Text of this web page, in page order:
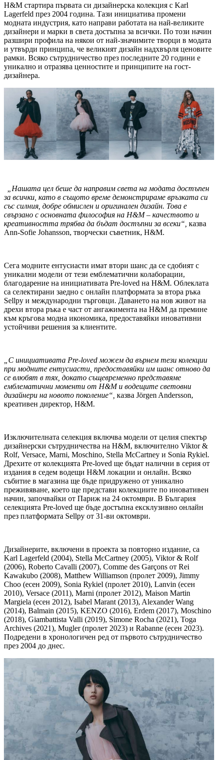
H&M стартира първата си дизайнерска колекция с Karl
Lagerfeld през 2004 година. Тази инициатива промени
модната индустрия, като направи работата на най-великите
дизайнери и марки в света достъпна за всички. По този начин
разшири профила на някои от най-значимите творци в модата
и утвърди принципа, че великият дизайн надхвърля ценовите
рамки. Всяко сътрудничество през последните 20 години е
уникално и отразява ценностите и принципите на гост-
дизайнера.
„Нашата цел беше да направим света на модата достъпен
за всички, като в същото време демонстрираме връзката си
със силния, добре обмислен и оригинален дизайн. Това е
свързано с основната философия на H&M– качеството и
креативността трябва да бъдат достъпни за всеки“, казва
Ann-Sofie Johansson, творчески съветник, H&M.
Сега модните ентусиасти имат втори шанс да се сдобият с
уникални модели от тези емблематични колаборации,
благодарение на инициативата Pre-loved на H&M. Облеклата
са селектирани заедно с онлайн платформата за втора ръка
Sellpy и международни търговци. Даването на нов живот на
дрехи втора ръка е част от ангажимента на H&M да премине
към кръгова модна икономика, предоставяйки иновативни
устойчиви решения за клиентите.
„С инициативата Pre-loved можем да върнем тези колекции
при модните ентусиасти, предоставяйки им шанс отново да
се влюбят в тях, докато същевременно представяме
емблематични моменти от H&M и водещите световни
дизайнери на новото поколение“, казва Jörgen Andersson,
креативен директор, H&M.
Изключителната селекция включва модели от целия спектър
дизайнерски сътрудничества на H&M, включително Viktor &
Rolf, Versace, Marni, Moschino, Stella McCartney и Sonia Rykiel.
Дрехите от колекцията Pre-loved ще бъдат налични в серия от
издания в седем водещи H&M локации и онлайн. Всяко
събитие в магазина ще бъде придружено от уникално
преживяване, което ще представи колекциите по иновативен
начин, започвайки от Париж на 24 октомври. В България
селекцията Pre-loved ще бъде достъпна ексклузивно онлайн
през платформата Sellpy от 31-ви октомври.
Дизайнерите, включени в проекта за повторно издание, са
Karl Lagerfeld (2004), Stella McCartney (2005), Viktor & Rolf
(2006), Roberto Cavalli (2007), Comme des Garçons от Rei
Kawakubo (2008), Matthew Williamson (пролет 2009), Jimmy
Choo (есен 2009), Sonia Rykiel (пролет 2010), Lanvin (есен
2010), Versace (2011), Marni (пролет 2012), Maison Martin
Margiela (есен 2012), Isabel Marant (2013), Alexander Wang
(2014), Balmain (2015), KENZO (2016), Erdem (2017), Moschino
(2018), Giambattista Valli (2019), Simone Rocha (2021), Toga
Archives (2021), Mugler (пролет 2023) и Rabanne (есен 2023).
Подредени в хронологичен ред от първото сътрудничество
през 2004 до днес.